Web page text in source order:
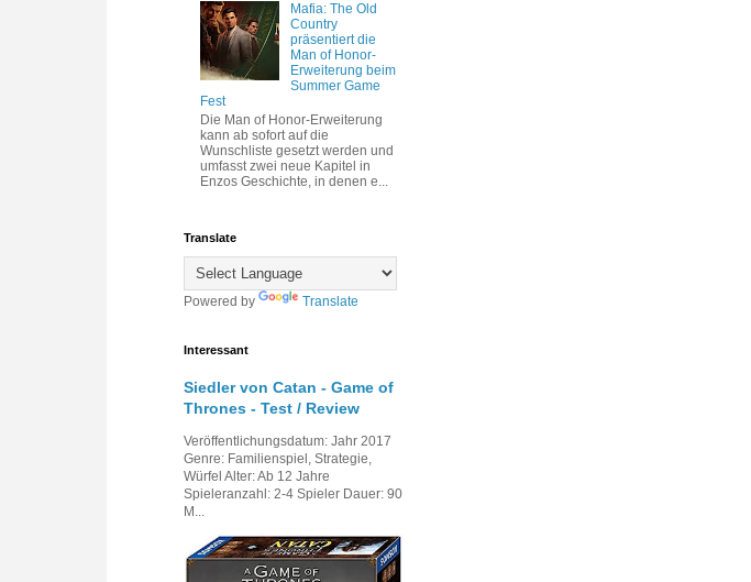
Mafia: The Old
Country
präsentiert die
Man of Honor-
Erweiterung beim
Summer Game
Fest
Die Man of Honor-Erweiterung
kann ab sofort auf die
Wunschliste gesetzt werden und
umfasst zwei neue Kapitel in
Enzos Geschichte, in denen e...
Translate
Powered by Translate
Interessant
Siedler von Catan - Game of
Thrones - Test / Review
Veröffentlichungsdatum: Jahr 2017
Genre: Familienspiel, Strategie,
Würfel Alter: Ab 12 Jahre
Spieleranzahl: 2-4 Spieler Dauer: 90
M...